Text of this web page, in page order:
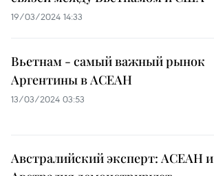
19/03/2024 14:33
Вьетнам - самый важный рынок
Аргентины в АСЕАН
13/03/2024 03:53
Австралийский эксперт: АСЕАН и